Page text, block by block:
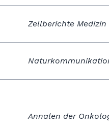
Zellberichte Medizin
Annalen der